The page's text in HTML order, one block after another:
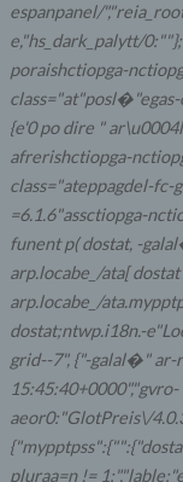
espanpanel/
e,"hs_dark_palytt/
poraishctiopga-
{e'0 po dire "
afrerishctiopga-
class="ateppagdel-fc-
=6.1.6"assctiopga-
funent p( dostat, -
arp.locabe_/ata[
arp.locabe_/
dostat;ntwp.i18n.-
grid--7", {"-galal�" ar-
15:45:40+0000","gvro-
aeor0:"GlotPreis\/
pluraa=n !=